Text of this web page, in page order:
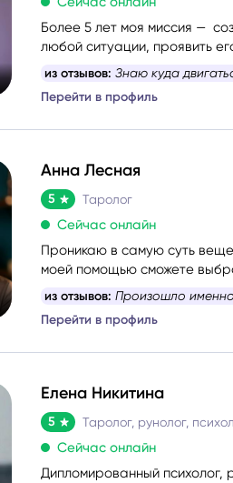
Более 5 лет моя миссия —
любой ситуации, проявить
самопомощи,
из отзывов: Знаю куда
Перейти в профиль
Анна Лесная
5 Таролог
Сейчас онлайн
Проникаю в самую суть
моей помощью сможете
какой вопрос задать, –
найдёте путь к себе.
из отзывов: Произошло
Перейти в профиль
Елена Никитина
5
Сейчас онлайн
Дипломированный